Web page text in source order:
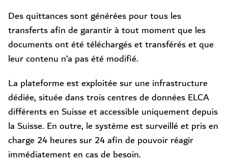
Des quittances sont générées pour tous les
transferts afin de garantir à tout moment que les
documents ont été téléchargés et transférés et que
leur contenu n’a pas été modifié.
La plateforme est exploitée sur une infrastructure
dédiée, située dans trois centres de données ELCA
différents en Suisse et accessible uniquement depuis
la Suisse. En outre, le système est surveillé et pris en
charge 24 heures sur 24 afin de pouvoir réagir
immédiatement en cas de besoin.